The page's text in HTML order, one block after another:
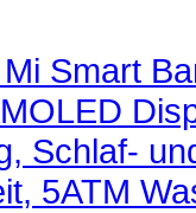
Smart
Schlaf-
5ATM